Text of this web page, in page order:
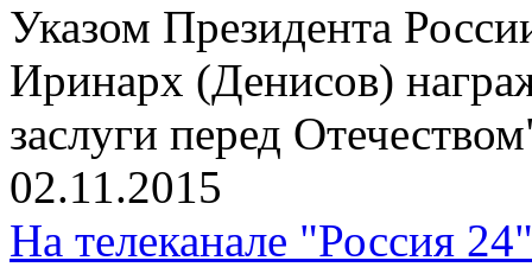
Указом Президента
Иринарх (Денисов)
заслуги перед
02.11.2015
На телеканале "Россия